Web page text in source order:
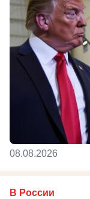
08.08.2026
В России